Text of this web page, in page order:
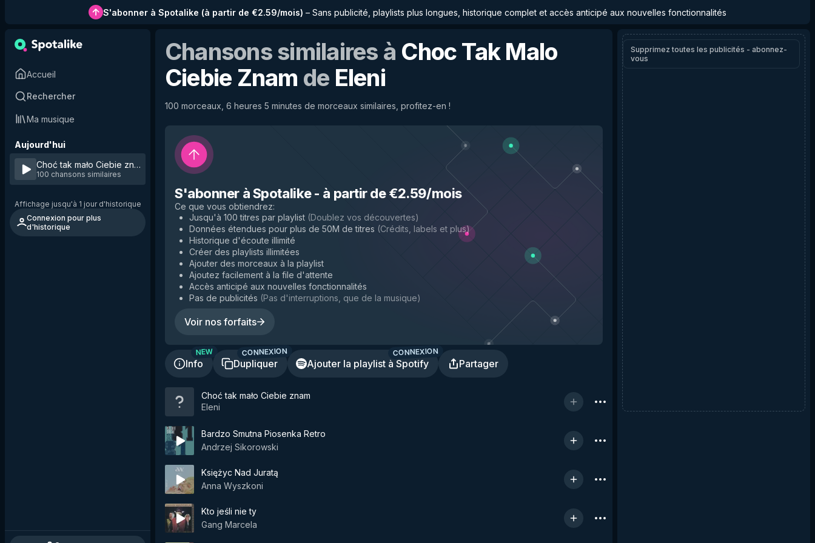
S'abonner à Spotalike (à partir de €2.59/mois) – Sans publicité, playlists plus longues, historique complet et accès anticipé aux nouvelles fonctionnalités
Accueil
Rechercher
Ma musique
Aujourd'hui
Choć tak mało Ciebie znam
Eleni
100 chansons similaires
Affichage jusqu'à 1 jour d'historique
Connexion pour plus
d'historique
Chansons similaires à Choc Tak Malo
Ciebie Znam de Eleni
100 morceaux, 6 heures 5 minutes de morceaux similaires, profitez-en !
S'abonner à Spotalike- à partir de €2.59/mois
Ce que vous obtiendrez:
Jusqu'à 100 titres par playlist (Doublez vos découvertes)
Données étendues pour plus de 50M de titres (Crédits, labels et plus)
Historique d'écoute illimité
Créer des playlists illimitées
Ajouter des morceaux à la playlist
Ajoutez facilement à la file d'attente
Accès anticipé aux nouvelles fonctionnalités
Pas de publicités (Pas d'interruptions, que de la musique)
Voir nos forfaits
Info
NEW
Dupliquer
CONNEXION
Ajouter la playlist à Spotify
CONNEXION
Partager
Choć tak mało Ciebie znam
Eleni
Bardzo Smutna Piosenka Retro
Andrzej Sikorowski
Księżyc Nad Juratą
Anna Wyszkoni
Kto jeśli nie ty
Gang Marcela
Supprimez toutes les publicités - abonnez-
vous